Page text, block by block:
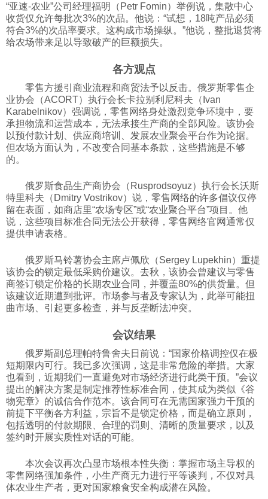
“亚速-农业”公司经理福明（Petr Fomin）举例说，集散中心
收货仅允许每批次3%的次品。他说：“试想，18吨产品必须
符合3%的次品率要求。这构成市场操纵。”他说，整批退货将
给农场带来足以导致破产的巨额损失。
各方观点
零售方援引商业流程和商贸法予以反击。俄罗斯零售企
业协会（ACORT）执行会长卡拉别利尼科夫（Ivan
Karabelnikov）强调说，零售网络身处激烈竞争环境中，要
承担物流和运营成本，无法承接生产商的全部风险。该协会
以预付款计划、供应商培训、发展农业聚会平台作为论据。
但农场方面认为，不改变合同基本条款，这些措施是不够
的。
俄罗斯食品生产商协会（Rusprodsoyuz）执行会长沃斯
特里科夫（Dmitry Vostrikov）说，零售网络的许多倡议仅停
留在表面，如商店里“农场专区”或“农业聚合平台”项目。他
说，这些项目标准合同无法公开获得，零售网络官网通常仅
提供申请表格。
俄罗斯马铃薯协会主席卢佩欣（Sergey Lupekhin）重提
该协会的锁定最低采购价建议。去秋，该协会曾建议与零售
商签订锁定价格的长期农业合同，并覆盖80%的供货量。但
该建议近期遭到批评。市场参与者及专家认为，此举可能扭
曲市场、引起更多检查，并与反垄断法冲突。
会议结果
俄罗斯副总理帕特鲁舍夫日前说：“国家价格调控仅在极
短期限内可行。我已多次强调，这是非常危险的举措。大家
也看到，近期我们一直避免对市场经济进行此类干预。”会议
提出的解决方案是制定推荐性标准合同，使其成为类似《谷
物宪章》的诚信合作范本。该合同可在无需国家强力干预的
前提下平衡各方利益，宗旨不是锁定价格，而是确立原则，
包括透明的付款期限、合理的罚则、清晰的质量要求，以及
签约时开展实质性对话的可能。
本次会议再次凸显市场根本性失衡：掌握市场主导权的
零售网络强加条件，小生产商无力进行平等谈判，不仅对具
体农业生产者，更对国家粮食安全构成潜在风险。